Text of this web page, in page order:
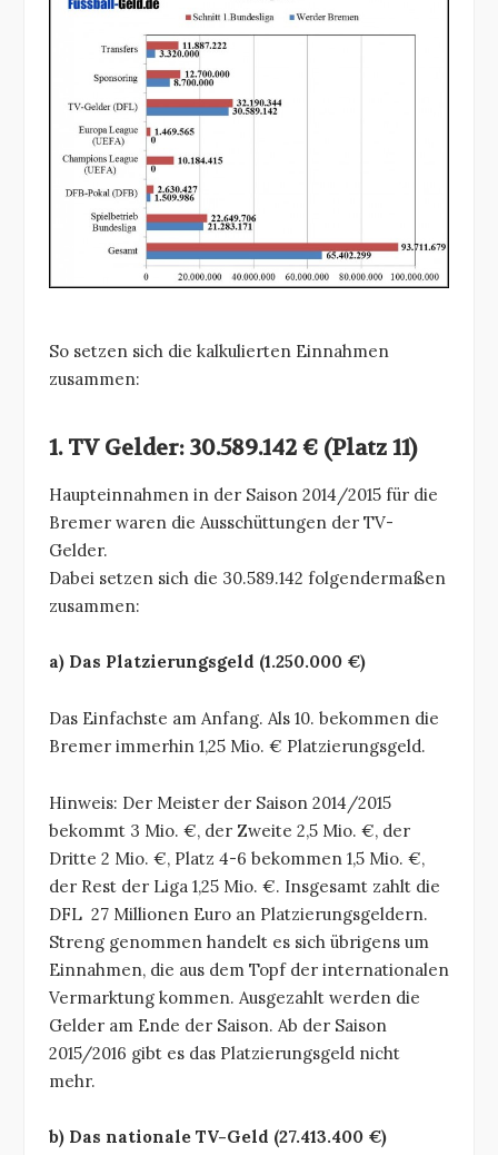
So setzen sich die kalkulierten Einnahmen
zusammen:
1. TV Gelder: 30.589.142 € (Platz 11)
Haupteinnahmen in der Saison 2014/2015 für die
Bremer waren die Ausschüttungen der TV-
Gelder.
Dabei setzen sich die 30.589.142 folgendermaßen
zusammen:
a) Das Platzierungsgeld (1.250.000 €)
Das Einfachste am Anfang. Als 10. bekommen die
Bremer immerhin 1,25 Mio. € Platzierungsgeld.
Hinweis: Der Meister der Saison 2014/2015
bekommt 3 Mio. €, der Zweite 2,5 Mio. €, der
Dritte 2 Mio. €, Platz 4-6 bekommen 1,5 Mio. €,
der Rest der Liga 1,25 Mio. €. Insgesamt zahlt die
DFL 27 Millionen Euro an Platzierungsgeldern.
Streng genommen handelt es sich übrigens um
Einnahmen, die aus dem Topf der internationalen
Vermarktung kommen. Ausgezahlt werden die
Gelder am Ende der Saison. Ab der Saison
2015/2016 gibt es das Platzierungsgeld nicht
mehr.
b) Das nationale TV-Geld (27.413.400 €)